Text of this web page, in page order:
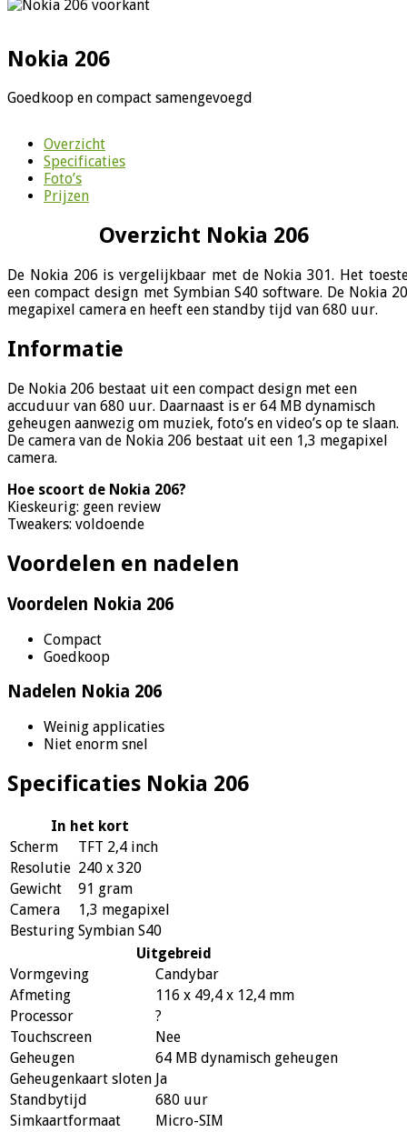
Nokia 206
Goedkoop en compact samengevoegd
Overzicht
Specificaties
Foto’s
Prijzen
Overzicht Nokia 206
De Nokia 206 is vergelijkbaar met de Nokia 301. Het
een compact design met Symbian S40 software. De Nokia
megapixel camera en heeft een standby tijd van 680 uur.
Informatie
De Nokia 206 bestaat uit een compact design met een
accuduur van 680 uur. Daarnaast is er 64 MB dynamisch
geheugen aanwezig om muziek, foto’s en video’s op te slaan.
De camera van de Nokia 206 bestaat uit een 1,3 megapixel
camera.
Hoe scoort de Nokia 206?
Kieskeurig: geen review
Tweakers: voldoende
Voordelen en nadelen
Voordelen Nokia 206
Compact
Goedkoop
Nadelen Nokia 206
Weinig applicaties
Niet enorm snel
Specificaties Nokia 206
In het kort
Scherm
TFT 2,4 inch
Resolutie 240 x 320
Gewicht
91 gram
Camera
1,3 megapixel
Besturing Symbian S40
Uitgebreid
Vormgeving
Candybar
Afmeting
116 x 49,4 x 12,4 mm
Processor
?
Touchscreen
Nee
Geheugen
64 MB dynamisch geheugen
Geheugenkaart sloten Ja
Standbytijd
680 uur
Simkaartformaat
Micro-SIM